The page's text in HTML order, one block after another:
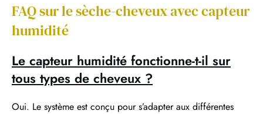
FAQ sur le sèche-cheveux avec capteur
humidité
Le capteur humidité fonctionne-t-il sur
tous types de cheveux ?
Oui. Le système est conçu pour s’adapter aux différentes